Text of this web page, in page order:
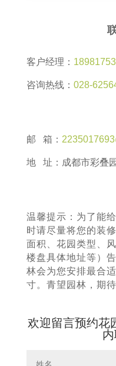
客户经理：
咨询热线： 028-
邮 箱：
地 址：成都市彩叠
温馨提示：为了能
时请尽量将您的装
面积、花园类型、
楼盘具体地址等）
林会为您安排最合
寸。青望园林，期
欢迎留言预约花
内